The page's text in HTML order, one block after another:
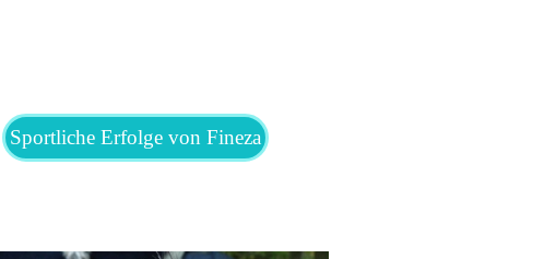
Sportliche Erfolge von Fineza